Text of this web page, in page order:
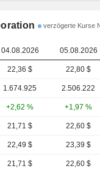
verzögerte Kurse
04.08.2026 05.08.2026
22,36 $ 22,80 $
1.674.925 2.506.222
+2,62 % +1,97 %
21,71 $ 22,60 $
22,49 $ 23,39 $
21,71 $ 22,60 $